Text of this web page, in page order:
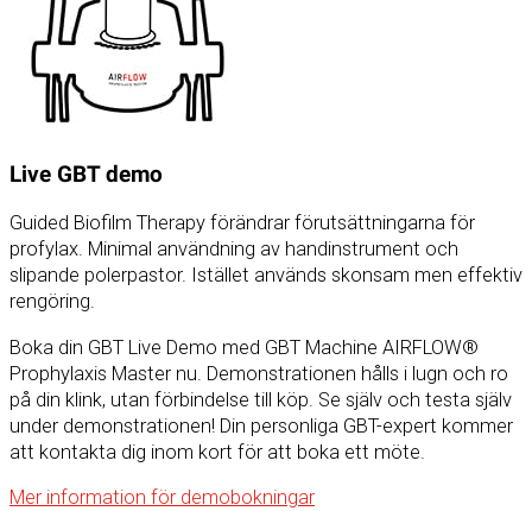
Live GBT demo
Guided Biofilm Therapy förändrar förutsättningarna för
profylax. Minimal användning av handinstrument och
slipande polerpastor. Istället används skonsam men effektiv
rengöring.
Boka din GBT Live Demo med GBT Machine AIRFLOW®
Prophylaxis Master nu. Demonstrationen hålls i lugn och ro
på din klink, utan förbindelse till köp. Se själv och testa själv
under demonstrationen! Din personliga GBT-expert kommer
att kontakta dig inom kort för att boka ett möte.
Mer information för demobokningar